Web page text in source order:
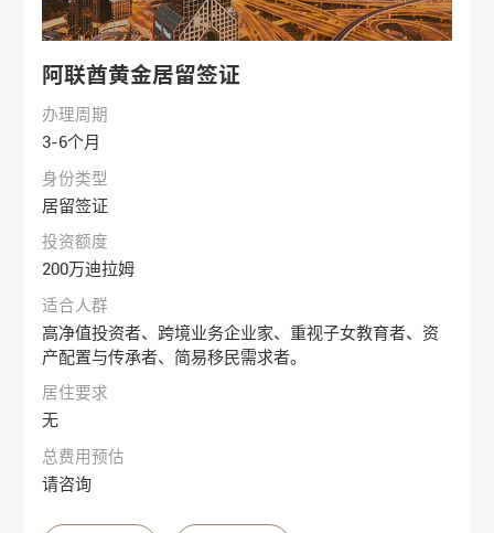
阿联酋黄金居留签证
办理周期
3-6个月
身份类型
居留签证
投资额度
200万迪拉姆
适合人群
高净值投资者、跨境业务企业家、重视子女教育者、资
产配置与传承者、简易移民需求者。
居住要求
无
总费用预估
请咨询